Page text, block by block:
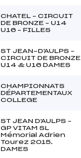
CHATEL – CIRCUIT
DE BRONZE – U14
U16 – FILLES
ST JEAN-D'AULPS –
CIRCUIT DE BRONZE
U14 & U16 DAMES
CHAMPIONNATS
DÉPARTEMENTAUX
COLLEGE
ST JEAN D'AULPS –
GP VITAM SL
Mémorial Adrien
Tourez 2015.
DAMES